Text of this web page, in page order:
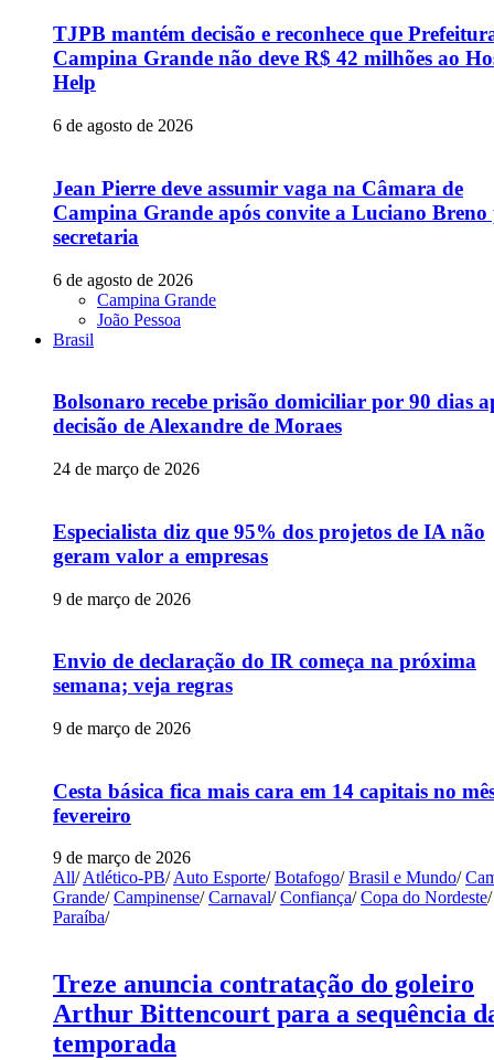
TJPB mantém decisão e reconhece que
Campina Grande não deve R$ 42 milhões ao
Help
6 de agosto de 2026
Jean Pierre deve assumir vaga na Câmara de
Campina Grande após convite a Luciano Breno
secretaria
6 de agosto de 2026
Campina Grande
João Pessoa
Brasil
Bolsonaro recebe prisão domiciliar por 90 dias
decisão de Alexandre de Moraes
24 de março de 2026
Especialista diz que 95% dos projetos de IA não
geram valor a empresas
9 de março de 2026
Envio de declaração do IR começa na próxima
semana; veja regras
9 de março de 2026
Cesta básica fica mais cara em 14 capitais no
fevereiro
9 de março de 2026
All/ Atlético-PB/ Auto Esporte/ Botafogo/ Brasil e Mundo/
Grande/ Campinense/ Carnaval/ Confiança/ Copa do Nordeste/
Paraíba/
Treze anuncia contratação do goleiro
Arthur Bittencourt para a sequência
temporada